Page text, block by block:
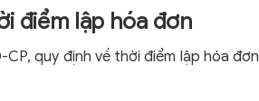
điểm lập hóa đơn
CP, quy định về thời điểm lập hóa